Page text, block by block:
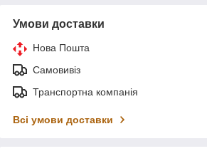
Умови доставки
Нова Пошта
Самовивіз
Транспортна компанія
Всі умови доставки